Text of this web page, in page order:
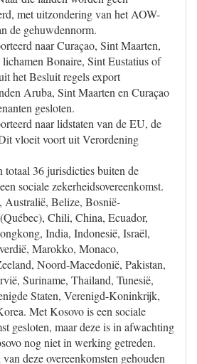
met uitzondering van het AOW-
de gehuwdennorm.
naar Curaçao, Sint Maarten,
Bonaire, Sint Eustatius of
het Besluit regels export
Aruba, Sint Maarten en Curaçao
gesloten.
naar lidstaten van de EU, de
vloeit voort uit Verordening
totaal 36 jurisdicties buiten de
sociale zekerheidsovereenkomst.
Belize, Bosnië-
Chili, China, Ecuador,
India, Indonesië, Israël,
Marokko, Monaco,
Noord-Macedonië, Pakistan,
Suriname, Thailand, Tunesië,
Staten, Verenigd-Koninkrijk,
Met Kosovo is een sociale
gesloten, maar deze is in afwachting
nog niet in werking getreden.
deze overeenkomsten gehouden